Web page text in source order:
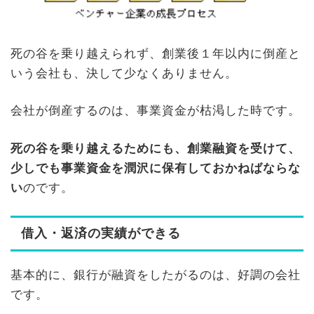
死の谷を乗り越えられず、創業後１年以内に倒産と
いう会社も、決して少なくありません。
会社が倒産するのは、事業資金が枯渇した時です。
死の谷を乗り越えるためにも、創業融資を受けて、
少しでも事業資金を潤沢に保有しておかねばならな
いのです。
借入・返済の実績ができる
基本的に、銀行が融資をしたがるのは、好調の会社
です。